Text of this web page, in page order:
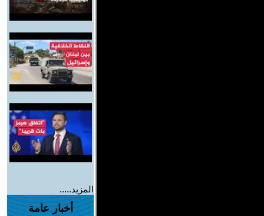
المزيد.....
أخبار عامة